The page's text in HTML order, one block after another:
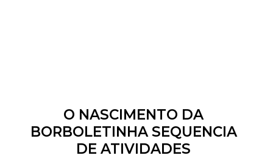
O NASCIMENTO DA
BORBOLETINHA SEQUENCIA
DE ATIVIDADES